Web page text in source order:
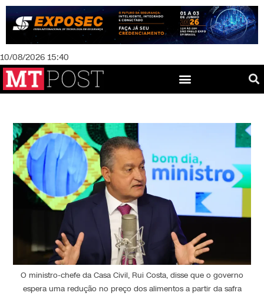
10/08/2026 15:40
O ministro-chefe da Casa Civil, Rui Costa, disse que o governo
espera uma redução no preço dos alimentos a partir da safra